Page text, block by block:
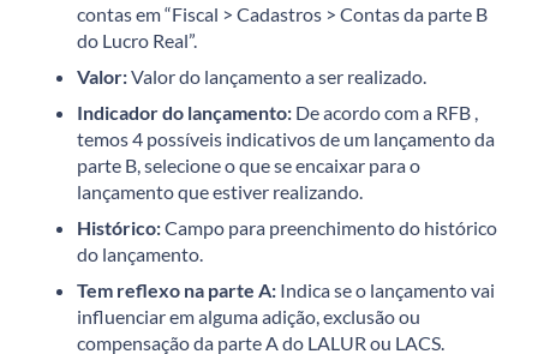
contas em “Fiscal > Cadastros > Contas da parte B
do Lucro Real”.
Valor:Valor do lançamento a ser realizado.
Indicador do lançamento: De acordo com a RFB ,
temos 4 possíveis indicativos de um lançamento da
parte B, selecione o que se encaixar para o
lançamento que estiver realizando.
Histórico:Campo para preenchimento do histórico
do lançamento.
Tem reflexo na parte A: Indica se o lançamento vai
influenciar em alguma adição, exclusão ou
compensação da parte A do LALUR ou LACS.